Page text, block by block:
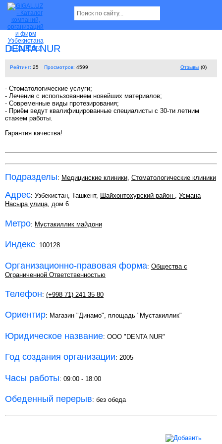
DENTA NUR
Рейтинг: 25 Просмотров: 4599 Отзывы (0)
- Стоматологические услуги;
- Лечение с использованием новейших материалов;
- Современные виды протезирования;
- Приём ведут квалифицированные специалисты с 30-ти летним
стажем работы.
Гарантия качества!
Подразделы: Медицинские клиники, Стоматологические клиники
Адрес: Узбекистан, Ташкент, Шайхонтохурский район , Усмана
Насыра улица, дом 6
Метро: Мустакиллик майдони
Индекс: 100128
Организационно-правовая форма: Общества с
Ограниченной Ответственностью
Телефон: (+998 71) 241 35 80
Ориентир: Магазин "Динамо", площадь "Мустакиллик"
Юридическое название: ООО "DENTA NUR"
Год создания организации: 2005
Часы работы: 09:00 - 18:00
Обеденный перерыв: без обеда